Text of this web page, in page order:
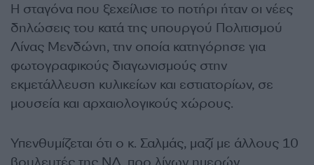
Η σταγόνα που ξεχείλισε το ποτήρι ήταν οι νέες
δηλώσεις του κατά της υπουργού Πολιτισμού
Λίνας Μενδώνη, την οποία κατηγόρησε για
φωτογραφικούς διαγωνισμούς στην
εκμετάλλευση κυλικείων και εστιατορίων, σε
μουσεία και αρχαιολογικούς χώρους.
Υπενθυμίζεται ότι ο κ. Σαλμάς, μαζί με άλλους 10